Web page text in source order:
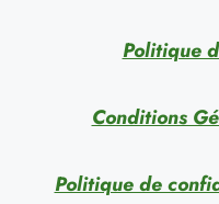
Politique
Conditions
Politique de